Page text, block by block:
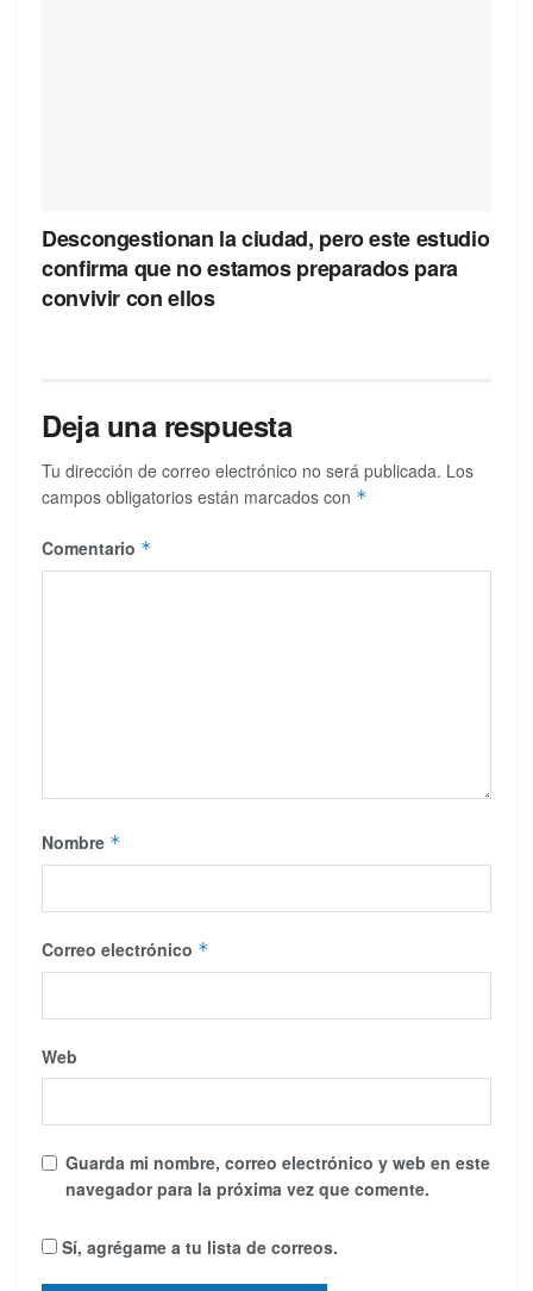
Descongestionan la ciudad, pero este estudio
confirma que no estamos preparados para
convivir con ellos
Deja una respuesta
Tu dirección de correo electrónico no será publicada. Los
campos obligatorios están marcados con *
Comentario *
Nombre *
Correo electrónico *
Web
Guarda mi nombre, correo electrónico y web en este
navegador para la próxima vez que comente.
Sí, agrégame a tu lista de correos.